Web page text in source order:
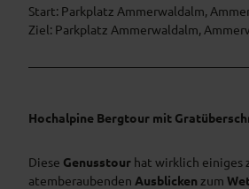
Start: Parkplatz Ammerwaldalm,
Ziel: Parkplatz Ammerwaldalm,
Hochalpine Bergtour mit
Diese Genusstour hat wirklich einiges
atemberaubenden Ausblicken zum